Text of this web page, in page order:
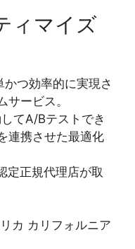
ィマイズ
つ効率的に実現さ
ービス。
てA/Bテストでき
連携させた最適化
定正規代理店が取
カ カリフォルニア